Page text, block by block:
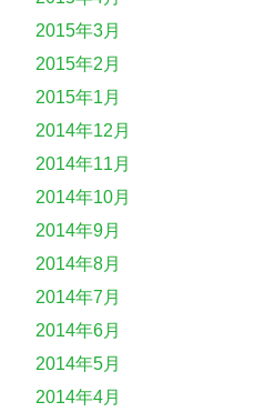
2015年3月
2015年2月
2015年1月
2014年12月
2014年11月
2014年10月
2014年9月
2014年8月
2014年7月
2014年6月
2014年5月
2014年4月